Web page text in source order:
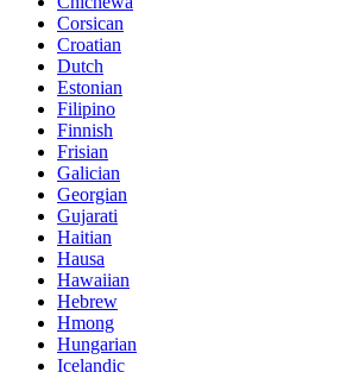
Corsican
Croatian
Dutch
Estonian
Filipino
Finnish
Frisian
Galician
Georgian
Gujarati
Haitian
Hausa
Hawaiian
Hebrew
Hmong
Hungarian
Icelandic